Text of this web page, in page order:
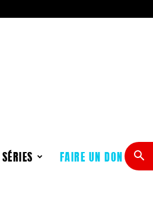
SÉRIES FAIRE UN DON